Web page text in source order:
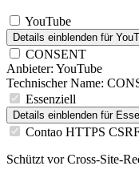
YouTube
Details einblenden für
CONSENT
Anbieter: YouTube
Technischer Name:
Essenziell
Details einblenden für
Contao HTTPS
Schützt vor Cross-Site-